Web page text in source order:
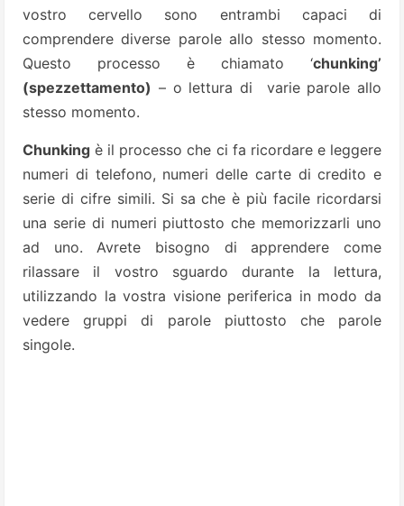
vostro cervello sono entrambi capaci di
comprendere diverse parole allo stesso momento.
Questo processo è chiamato ‘chunking’
(spezzettamento) – o lettura di varie parole allo
stesso momento.
Chunking è il processo che ci fa ricordare e leggere
numeri di telefono, numeri delle carte di credito e
serie di cifre simili. Si sa che è più facile ricordarsi
una serie di numeri piuttosto che memorizzarli uno
ad uno. Avrete bisogno di apprendere come
rilassare il vostro sguardo durante la lettura,
utilizzando la vostra visione periferica in modo da
vedere gruppi di parole piuttosto che parole
singole.